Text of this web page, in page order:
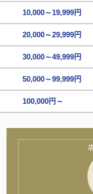
10,000～19,999円
20,000～29,999円
30,000～49,999円
50,000～99,999円
100,000円～